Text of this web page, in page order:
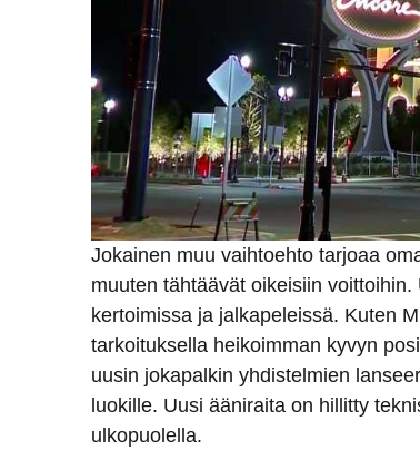
Jokainen muu vaihtoehto tarjoaa
muuten tähtäävät oikeisiin
kertoimissa ja jalkapeleissä. Kuten
tarkoituksella heikoimman kyvyn
uusin jokapalkin yhdistelmien
luokille. Uusi ääniraita on hillitty
ulkopuolella.